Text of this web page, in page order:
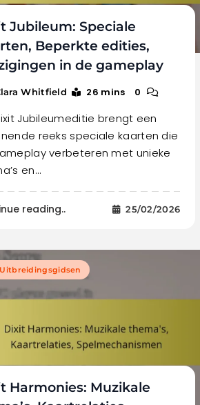
Jubileum: Speciale
Beperkte edities,
in de gameplay
Whitfield 26 mins 0
Jubileumeditie brengt een
reeks speciale kaarten die
verbeteren met unieke
en…
reading.. 25/02/2026
Harmonies: Muzikale